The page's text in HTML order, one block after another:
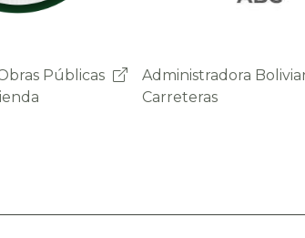
Boliviana de
Sistema de Gestión de
Peajes